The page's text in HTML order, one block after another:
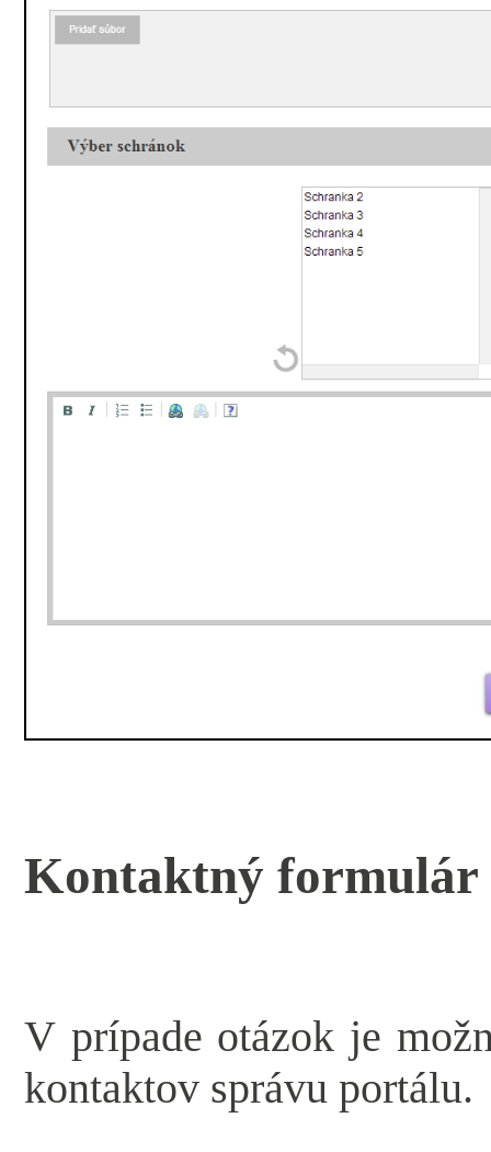
Kontaktný formulár
V prípade otázok je
kontaktov správu portálu.